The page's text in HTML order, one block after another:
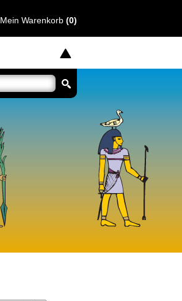
Mein Warenkorb (0)